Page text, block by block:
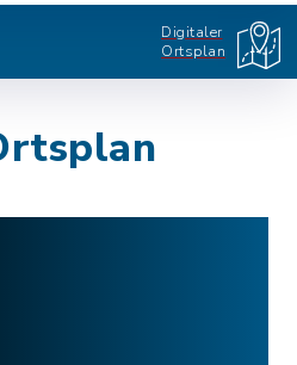
Digitaler
Ortsplan